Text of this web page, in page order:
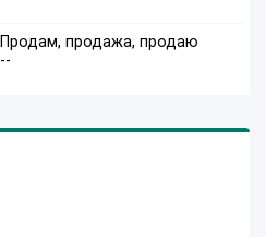
Продам, продажа, продаю
--